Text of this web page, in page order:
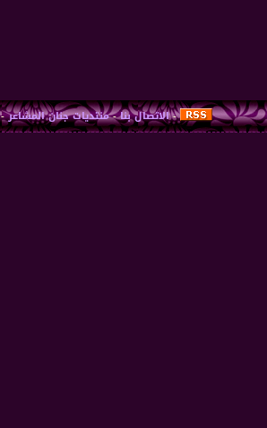
-الاتصال بنا-منتديات جنان المشاعر